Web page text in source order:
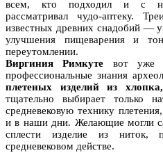
всем, кто подходил и с
рассматривал чудо-аптеку.
известных древних снадобий —
улучшения пищеварения и
переутомлении.
Виргиния Римкуте вот уже
профессиональные знания
плетеных изделий из
тщательно выбирает только
средневековую технику
и в наши дни. Желающие могли
сплести изделие из ниток,
средневековом действе.